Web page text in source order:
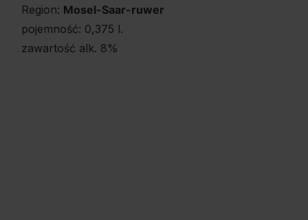
Region: Mosel-Saar-ruwer
pojemność: 0,375 l.
zawartość alk. 8%